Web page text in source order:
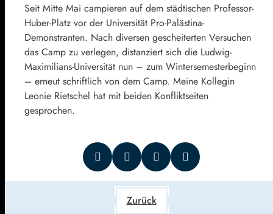
Seit Mitte Mai campieren auf dem städtischen Professor-
Huber-Platz vor der Universität Pro-Palästina-
Demonstranten. Nach diversen gescheiterten Versuchen
das Camp zu verlegen, distanziert sich die Ludwig-
Maximilians-Universität nun – zum Wintersemesterbeginn
– erneut schriftlich von dem Camp. Meine Kollegin
Leonie Rietschel hat mit beiden Konfliktseiten
gesprochen.
Zurück